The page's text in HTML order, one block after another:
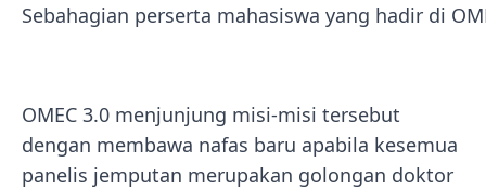
Sebahagian perserta mahasiswa yang hadir di
OMEC 3.0 menjunjung misi-misi tersebut
dengan membawa nafas baru apabila kesemua
panelis jemputan merupakan golongan doktor